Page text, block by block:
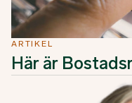
ARTIKEL
Här är